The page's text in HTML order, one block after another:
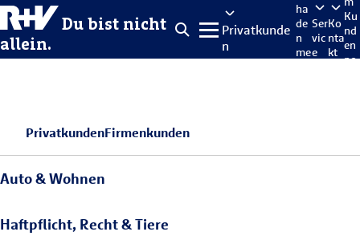
Du bist nicht
allein.
Privatkunde
n
ha
de
n
me
Ser
vic
e
Ko
nta
kt
Ku
nd
en
po
PrivatkundenFirmenkunden
Auto & Wohnen
Haftpflicht, Recht & Tiere